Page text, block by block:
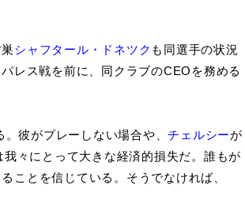
シャフタール・ドネツク も同選手の状況
レス戦を前に、同クラブのCEOを務める
。彼がプレーしない場合や、チェルシーが
々にとって大きな経済的損失だ。誰もが
ことを信じている。そうでなければ、